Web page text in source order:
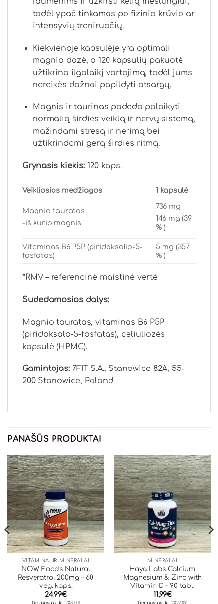
todėl ypač tinkamas po fizinio krūvio ar
intensyvių treniruočių.
Kiekvienoje kapsulėje yra optimali
magnio dozė, o 120 kapsulių pakuotė
užtikrina ilgalaikį vartojimą, todėl jums
nereikės dažnai papildyti atsargų.
Magnis ir taurinas padeda palaikyti
normalią širdies veiklą ir nervų sistemą,
mažindami stresą ir nerimą bei
užtikrindami gerą širdies ritmą.
Grynasis kiekis: 120 kaps.
Veikliosios medžiagos 1 kapsulė
Magnio tauratas
-iš kurio magnis
736 mg
146 mg (39
%*)
Vitaminas B6 P5P (piridoksalio-5-
fosfatas)
5 mg (357
%*)
*RMV – referencinė maistinė vertė
Sudedamosios dalys:
Magnio tauratas, vitaminas B6 P5P
(piridoksalo-5-fosfatas), celiuliozės
kapsulė (HPMC).
Gamintojas: 7FIT S.A., Stanowice 82A, 55-
200 Stanowice, Poland
PANAŠŪS PRODUKTAI
VITAMINAI IR MINERALAI
NOW Foods Natural
Resveratrol 200mg – 60
veg. kaps.
24,99€
Geriausias iki:2030-01
MINERALAI
Haya Labs Calcium
Magnesium & Zinc with
Vitamin D – 90 tabl.
11,99€
Geriausias iki: 2027-09